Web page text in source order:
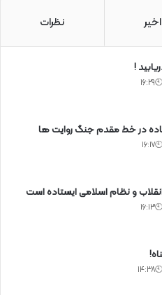
اخیر نظرات
!
در خط مقدم جنگ روایت ها
و نظام اسلامی ایستاده است